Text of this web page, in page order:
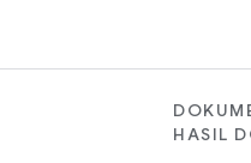
HASIL